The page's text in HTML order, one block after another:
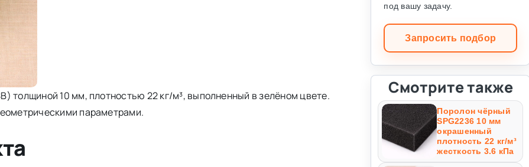
толщиной 10 мм, плотностью 22 кг/м³, выполненный в зелёном цвете.
параметрами.
под вашу задачу.
Запросить подбор
Смотрите также
Поролон чёрный
SPG2236 10 мм
окрашенный
плотность 22 кг/м³
жесткость 3.6 кПа